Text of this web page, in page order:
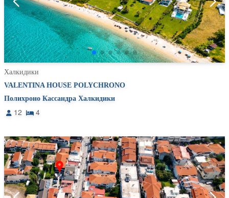
Халкидики
VALENTINA HOUSE POLYCHRONO
Полихроно Кассандра Халкидики
12 4